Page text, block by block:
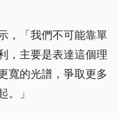
，「我們不可能靠單
，主要是表達這個理
寬的光譜，爭取更多
。」